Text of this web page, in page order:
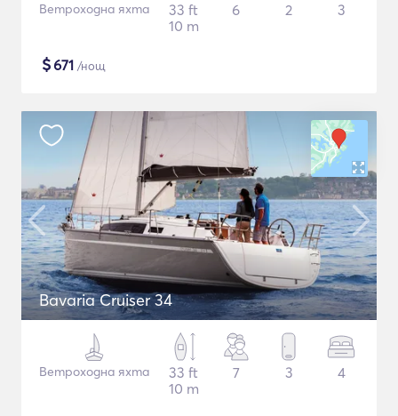
Ветроходна яхта
33 ft
10 m
6 2 3
$671 /нощ
Bavaria Cruiser 34
Ветроходна яхта
33 ft
10 m
7 3 4